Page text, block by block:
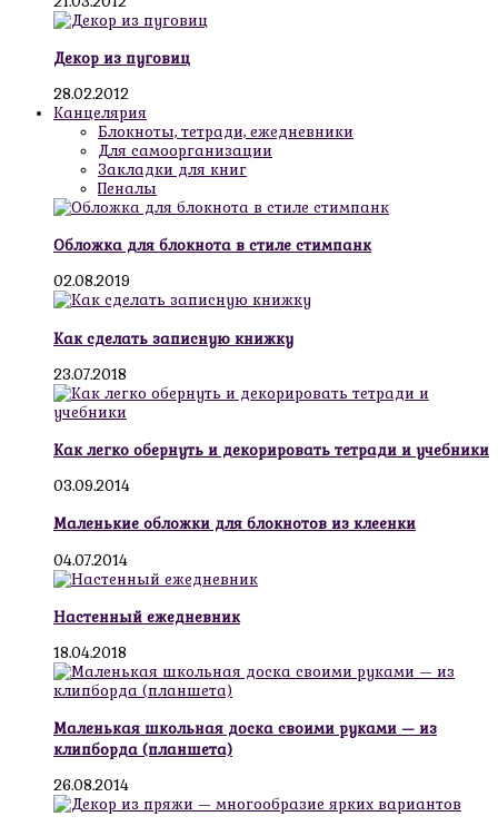
Декор из пуговиц
28.02.2012
Канцелярия
Блокноты, тетради, ежедневники
Для самоорганизации
Закладки для книг
Пеналы
Обложка для блокнота в стиле стимпанк
02.08.2019
Как сделать записную книжку
23.07.2018
Как легко обернуть и декорировать тетради и учебники
03.09.2014
Маленькие обложки для блокнотов из клеенки
04.07.2014
Настенный ежедневник
18.04.2018
Маленькая школьная доска своими руками — из
клипборда (планшета)
26.08.2014